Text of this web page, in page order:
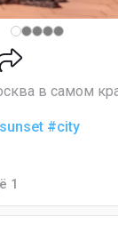
в самом
#city
1